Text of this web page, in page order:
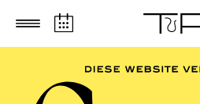
Zum Hauptinhalt springen
FILTER